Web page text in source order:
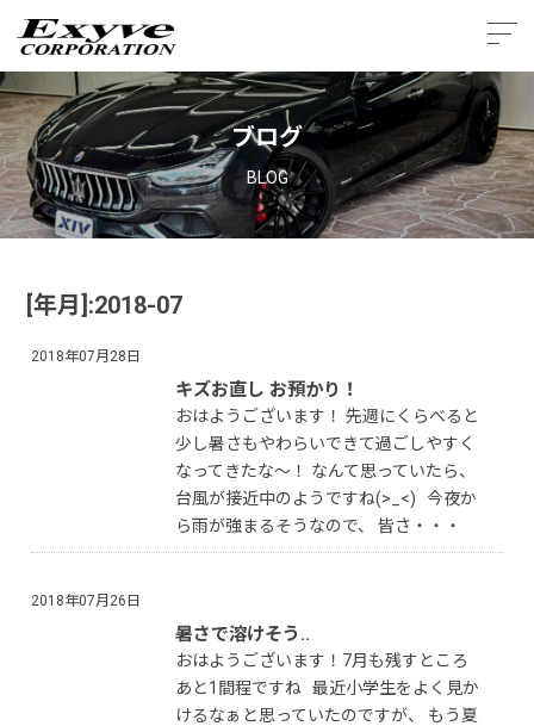
ブログ
BLOG
[年月]:2018-07
キズお直し お預かり！
おはようございます！ 先週にくらべると
少し暑さもやわらいできて過ごしやすく
なってきたな〜！ なんて思っていたら、
台風が接近中のようですね(>_<) 今夜か
ら雨が強まるそうなので、 皆さ・・・
2018年07月28日
暑さで溶けそう..
おはようございます！7月も残すところ
あと1間程ですね 最近小学生をよく見か
けるなぁと思っていたのですが、 もう夏
2018年07月26日